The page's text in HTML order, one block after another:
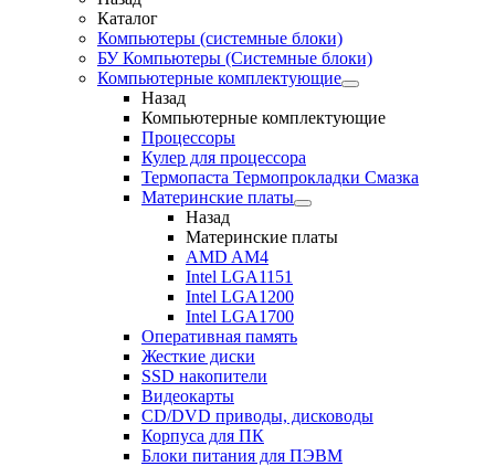
Каталог
Компьютеры (системные блоки)
БУ Компьютеры (Системные блоки)
Компьютерные комплектующие
Назад
Компьютерные комплектующие
Процессоры
Кулер для процессора
Термопаста Термопрокладки Смазка
Материнские платы
Назад
Материнские платы
AMD AM4
Intel LGA1151
Intel LGA1200
Intel LGA1700
Оперативная память
Жесткие диски
SSD накопители
Видеокарты
CD/DVD приводы, дисководы
Корпуса для ПК
Блоки питания для ПЭВМ